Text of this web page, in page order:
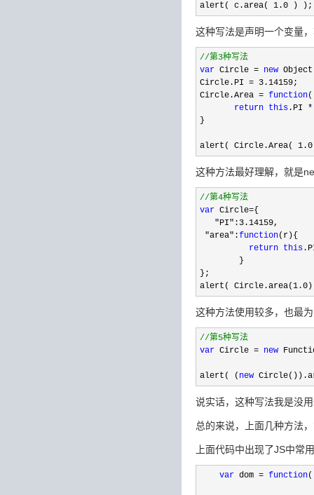
alert( c.area( 1.0 )
这种写法是声明一个变量
//第3种写法
var Circle = new
Circle.PI = 3.14159;
Circle.Area = function
return this .PI
}
alert( Circle.Area(
这种方法最好理解，就是
//第4种写法
var Circle={
"PI":3.14159,
"area":function(r){
return this
        }
};
alert( Circle.area(
这种方法使用较多，也最
//第5种写法
var Circle = new
alert( ( new
说实话，这种写法我是没
总的来说，上面几种方法
上面代码中出现了JS中常
var dom = function